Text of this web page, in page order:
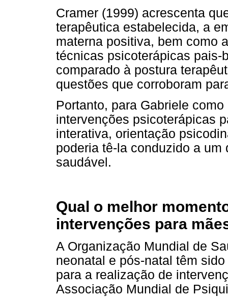
Cramer (1999) acrescenta
terapêutica estabelecida, a
materna positiva, bem como
técnicas psicoterápicas pais-
comparado à postura
questões que corroboram
Portanto, para Gabriele
intervenções psicoterápicas
interativa, orientação
poderia tê-la conduzido a
saudável.
Qual o melhor
intervenções para
A Organização Mundial de
neonatal e pós-natal têm
para a realização de
Associação Mundial de